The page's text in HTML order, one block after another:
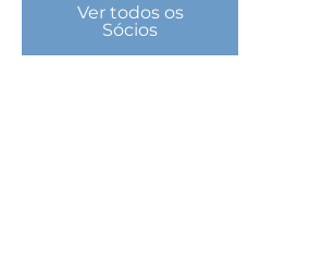
Ver todos os
Sócios